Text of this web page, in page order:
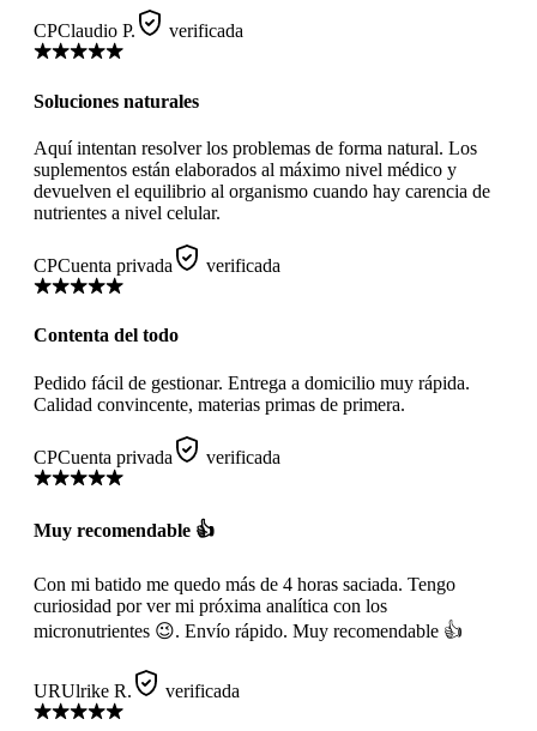
CPClaudio P. verificada
Soluciones naturales
Aquí intentan resolver los problemas de forma natural. Los
suplementos están elaborados al máximo nivel médico y
devuelven el equilibrio al organismo cuando hay carencia de
nutrientes a nivel celular.
CPCuenta privada verificada
Contenta del todo
Pedido fácil de gestionar. Entrega a domicilio muy rápida.
Calidad convincente, materias primas de primera.
CPCuenta privada verificada
Muy recomendable 👍
Con mi batido me quedo más de 4 horas saciada. Tengo
curiosidad por ver mi próxima analítica con los
micronutrientes 😉. Envío rápido. Muy recomendable 👍
URUlrike R. verificada